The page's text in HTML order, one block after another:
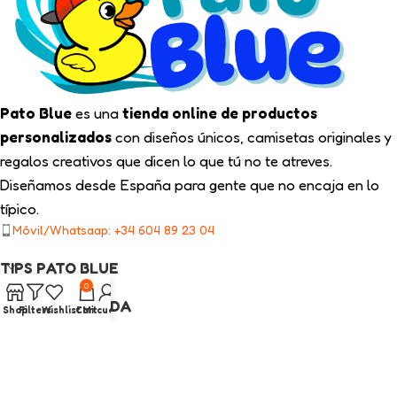
Pato Bluees unatienda online de productos
personalizadoscon diseños únicos, camisetas originales y
regalos creativos que dicen lo que tú no te atreves.
Diseñamos desde España para gente que no encaja en lo
típico.
Móvil/Whatsaap: +34 604 89 23 04
TIPS PATO BLUE
NUESTRA TIENDA
ShopFiltersWishlist
0
Cart
Mi cuenta